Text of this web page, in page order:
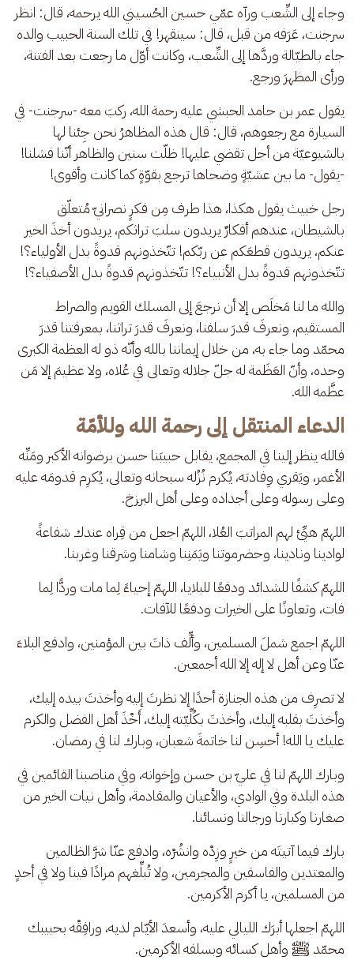
وجاء إلى الشِّعب ورآه عمّي حسين الحُسيني الله يرحمه، قال: انظر
سرجنت، عَرَفه من قبل، قال: سينقهر! في تلك السنة الحبيب والده
جاء بالطيّالة وردَّها إلى الشِّعب، وكانت أوّل ما رجعت بعد الفتنة،
ورأى المظهرَ ورجع.
يقول عمر بن حامد الحبشي عليه رحمة الله، ركبَ معه -سرجنت- في
السيارة مع رجعوهم، قال: قال هذه المظاهرُ نحن جِئنا لها
بالشيوعيّة من أجل تقضي عليها! ظلّت سنين والظاهر أنّنا فشلنا!
-يقول- ما بين عشيّةٍ وضحاها ترجع بقوّةٍ كما كانت وأقوى!
رجل خبيث يقول هكذا، هذا طرف مِن فكرٍ نصرانيّ مُتعلّق
بالشيطان، عندهم أفكارٌ يريدون سلبَ تراثكم، يريدون أخذَ الخير
عنكم، يريدون قطعَكم عن ربّكم! تتّخذونهم قدوةً بدل الأولياء؟!
تتّخذونهم قدوةً بدل الأنبياء؟! تتّخذونهم قدوةً بدل الأصفياء؟!
والله ما لنا مَخلَص إلا أن نرجعَ إلى المسلك القويم والصراط
المستقيم، ونعرفَ قدرَ سلفنا، ونعرفَ قدرَ تراثنا، بمعرفتنا قدرَ
محمّد وما جاء به، من خلال إيماننا بالله وأنّه ذو له العظمة الكبرى
وحده، وأنّ العَظَمة له جلّ جلاله وتعالى في عُلاه، ولا عظيمَ إلا مَن
عظَّمه الله.
الدعاء المنتقل إلى رحمة الله وللأمّة
فالله ينظر إلينا في المجمع، يقابل حبيبَنا حسن برضوانه الأكبر ومَنِّه
الأغمر، ويَقري وِفادته، يُكرم نُزُله سبحانه وتعالى، يُكرِم قدومَه عليه
وعلى رسوله وعلى أجداده وعلى أهل البرزخ.
اللهمّ هيِّئ لهم المراتبَ العُلا، اللهمّ اجعل من قِراه عندك شفاعةً
لوادينا ونادينا، وحضرموتنا ويَمَنِنا وشامنا وشرقنا وغربنا.
اللهمّ كشفًا للشدائد ودفعًا للبلايا، اللهمّ إحياءً لِما مات وردًّا لِما
فات، وتعاونًا على الخيرات ودفعًا للآفات.
اللهمّ اجمع شملَ المسلمين، وألِّف ذاتَ بين المؤمنين، وادفع البلاءَ
عنّا وعن أهل لا إله إلا الله أجمعين.
لا تصرِف من هذه الجنازة أحدًا إلا نظرتَ إليه وأخذتَ بيده إليك،
وأخذتَ بقلبه إليك، وأخذتَ بكُلِّيّته إليك، أَخْذَ أهل الفضل والكرم
عليك يا الله! أحسِن لنا خاتمةَ شعبان، وبارك لنا في رمضان.
وبارك اللهمّ لنا في عليّ بن حسن وإخوانه، وفي مناصبنا القائمين في
هذه البلدة وفي الوادي، والأعيان والمقادمة، وأهل نيات الخير من
صغارنا وكبارنا ورجالنا ونسائنا.
بارك فيما آتيتَه من خيرٍ وزِدْه وانشُرْه، وادفع عنّا شرَّ الظالمين
والمعتدين والفاسقين والمجرمين، ولا تُبلِّغهم مرادًا فينا ولا في أحدٍ
من المسلمين، يا أكرم الأكرمين.
اللهمّ اجعلها أبرَك الليالي عليه، وأسعدَ الأيّام لديه، ورافِقْه بحبيبك
محمّد ﷺ وأهل كسائه وبسلفه الأكرمين.